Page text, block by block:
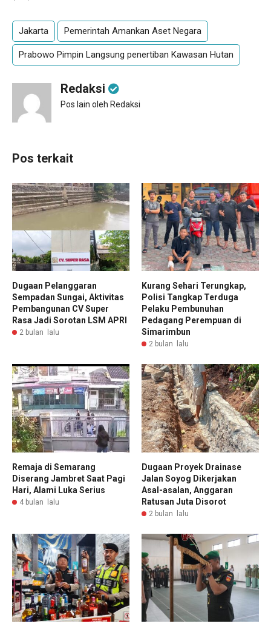
Jakarta Pemerintah Amankan Aset Negara
Prabowo Pimpin Langsung penertiban Kawasan Hutan
Redaksi
Pos lain oleh Redaksi
Pos terkait
Dugaan Pelanggaran
Sempadan Sungai, Aktivitas
Pembangunan CV Super
Rasa Jadi Sorotan LSM APRI
2 bulan lalu
Kurang Sehari Terungkap,
Polisi Tangkap Terduga
Pelaku Pembunuhan
Pedagang Perempuan di
Simarimbun
2 bulan lalu
Remaja di Semarang
Diserang Jambret Saat Pagi
Hari, Alami Luka Serius
4 bulan lalu
Dugaan Proyek Drainase
Jalan Soyog Dikerjakan
Asal-asalan, Anggaran
Ratusan Juta Disorot
2 bulan lalu